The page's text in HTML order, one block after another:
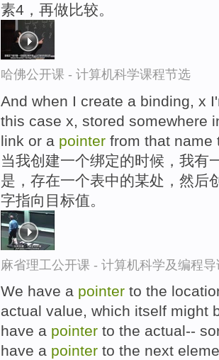
素4，再做比较。
哈佛公开课 - 计算机科学课程节选
And when I create a binding, x
this case x, stored somewhere
link or a pointer from that name
当我创建一个绑定的时候，我有
是，存在一个表中的某处，然后
字指向目标值。
麻省理工公开课 - 计算机科学及编程
We have a pointer to the
actual value, which itself might
have a pointer to the actual--
have a pointer to the next